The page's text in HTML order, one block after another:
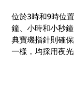
位於3時和9時位
鐘、小時和小秒
典寶璣指針則確
一樣，均採用夜